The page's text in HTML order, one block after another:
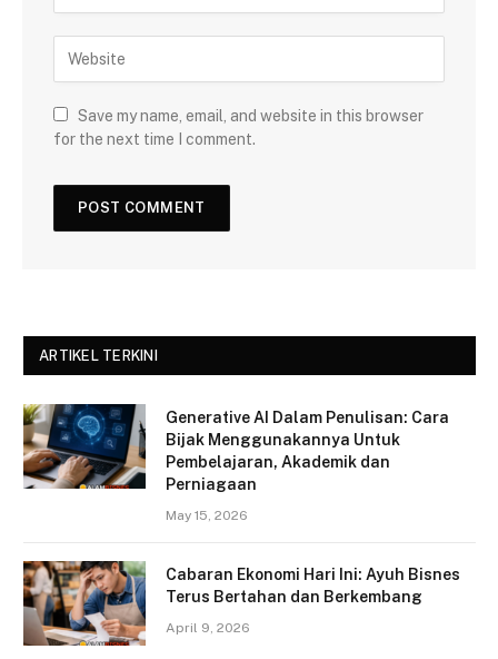
Save my name, email, and website in this browser
for the next time I comment.
ARTIKEL TERKINI
Generative AI Dalam Penulisan: Cara
Bijak Menggunakannya Untuk
Pembelajaran, Akademik dan
Perniagaan
May 15, 2026
Cabaran Ekonomi Hari Ini: Ayuh Bisnes
Terus Bertahan dan Berkembang
April 9, 2026